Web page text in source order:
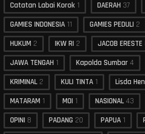
Catatan Labai Korok 1 DAERAH 37
GAMIES INDONESIA 11 GAMIES PEDULI 2
HUKUM 2 IKW RI 2 JACOB ERESTE
JAWA TENGAH 1 Kapolda Sumbar 4
KRIMINAL 2 KULI TINTA 1 Lisda
MATARAM 1 MOI 1 NASIONAL 43
OPINI 8 PADANG 20 PAPUA 1